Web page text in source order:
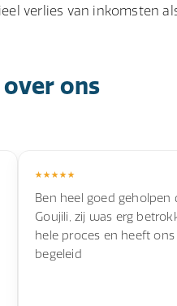
verlies van inkomsten
ons
Ben heel goed geholpen
Goujili, zij was erg
hele proces en heeft ons
begeleid